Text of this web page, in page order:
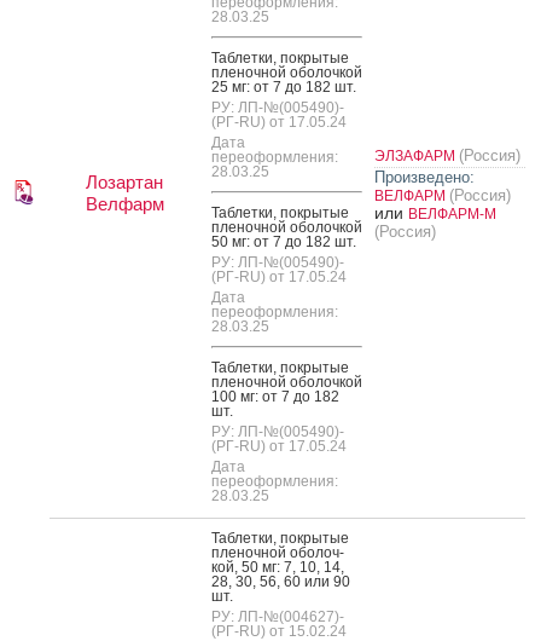
Лозартан
Велфарм
28.03.25
Таб­летки, пок­ры­тые
пле­ноч­ной обо­лоч­кой
25 мг: от 7 до 182 шт.
РУ: ЛП-№(005490)-
(РГ-RU) от 17.05.24
Дата
переоформления:
28.03.25
Таб­летки, пок­ры­тые
пле­ноч­ной обо­лоч­кой
50 мг: от 7 до 182 шт.
РУ: ЛП-№(005490)-
(РГ-RU) от 17.05.24
Дата
переоформления:
28.03.25
Таб­летки, пок­ры­тые
пле­ноч­ной обо­лоч­кой
100 мг: от 7 до 182
шт.
РУ: ЛП-№(005490)-
(РГ-RU) от 17.05.24
Дата
переоформления:
28.03.25
ЭЛЗАФАРМ (Россия)
Произведено:
ВЕЛФАРМ (Россия)
или ВЕЛФАРМ-М
(Россия)
Таб­летки, пок­ры­тые
пле­ноч­ной обо­лоч­
кой, 50 мг: 7, 10, 14,
28, 30, 56, 60 или 90
шт.
РУ: ЛП-№(004627)-
(РГ-RU) от 15.02.24